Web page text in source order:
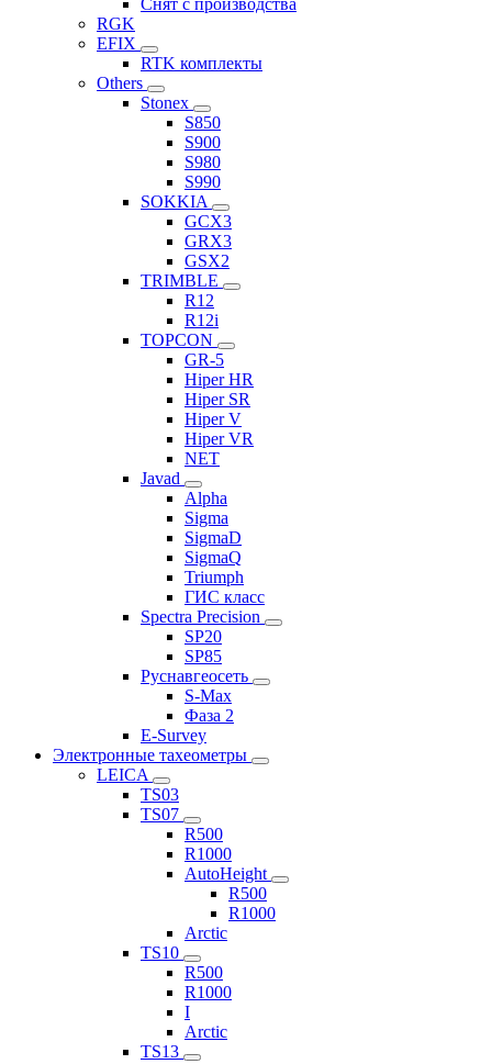
RGK
EFIX
RTK комплекты
Others
Stonex
S850
S900
S980
S990
SOKKIA
GCX3
GRX3
GSX2
TRIMBLE
R12
R12i
TOPCON
GR-5
Hiper HR
Hiper SR
Hiper V
Hiper VR
NET
Javad
Alpha
Sigma
SigmaD
SigmaQ
Triumph
ГИС класс
Spectra Precision
SP20
SP85
Руснавгеосеть
S-Max
Фаза 2
E-Survey
Электронные тахеометры
LEICA
TS03
TS07
R500
R1000
AutoHeight
R500
R1000
Arctic
TS10
R500
R1000
I
Arctic
TS13